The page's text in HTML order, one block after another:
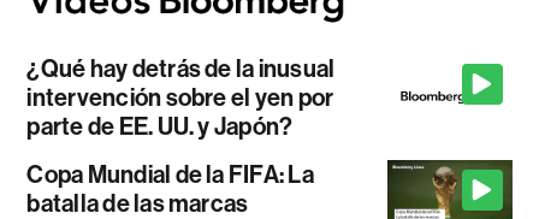
¿Qué hay detrás de la inusual
intervención sobre el yen por
parte de EE. UU. y Japón?
Copa Mundial de la FIFA: La
batalla de las marcas